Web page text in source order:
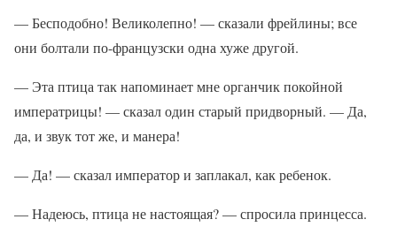
— Бесподобно! Великолепно! — сказали фрейлины; все
они болтали по-французски одна хуже другой.
— Эта птица так напоминает мне органчик покойной
императрицы! — сказал один старый придворный. — Да,
да, и звук тот же, и манера!
— Да! — сказал император и заплакал, как ребенок.
— Надеюсь, птица не настоящая? — спросила принцесса.